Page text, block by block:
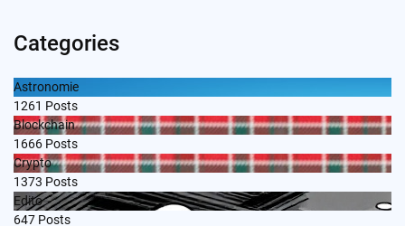
Categories
Astronomie
1261 Posts
Blockchain
1666 Posts
Crypto
1373 Posts
Edito
647 Posts